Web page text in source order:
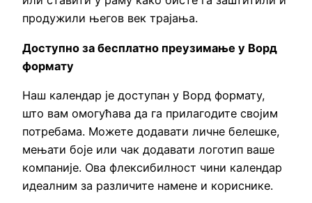
продужили његов век трајања.
Доступно за бесплатно преузимање у Ворд
формату
Наш календар је доступан у Ворд формату,
што вам омогућава да га прилагодите својим
потребама. Можете додавати личне белешке,
мењати боје или чак додавати логотип ваше
компаније. Ова флексибилност чини календар
идеалним за различите намене и кориснике.